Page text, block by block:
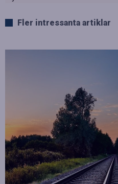
Fler intressanta artiklar